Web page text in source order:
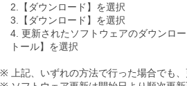
2.【ダウンロード】を選択
3.【ダウンロード】を選択
4. 更新されたソフトウェアのダウンロ
トール】を選択
※ 上記、いずれの方法で行った場合でも